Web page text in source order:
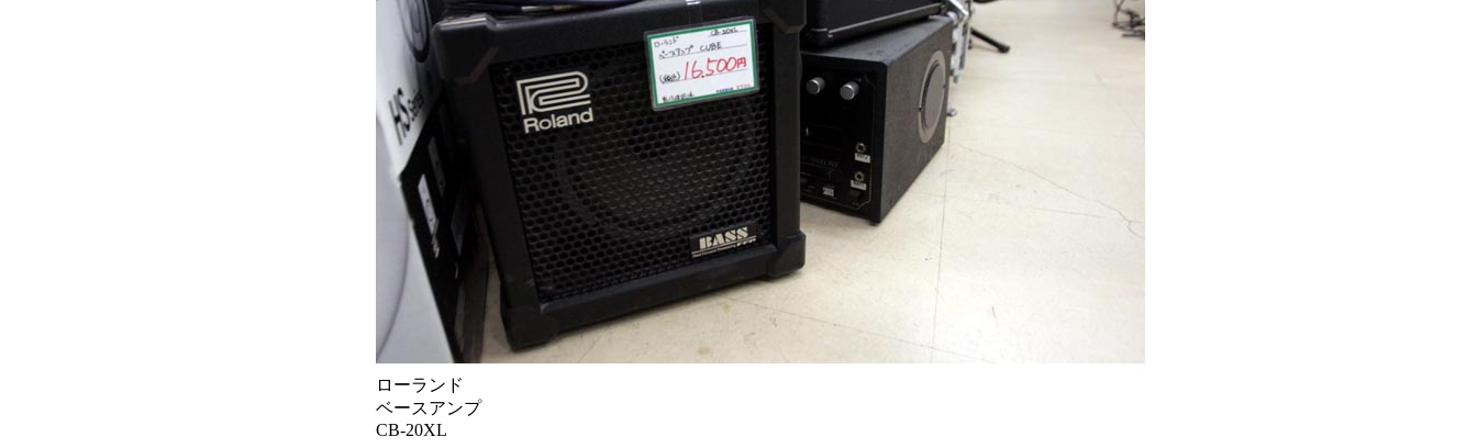
ローランド
ベースアンプ
CB-20XL